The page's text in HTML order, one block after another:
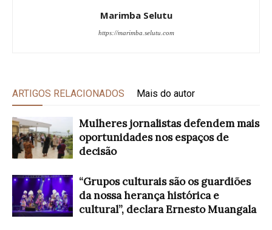
Marimba Selutu
https://marimba.selutu.com
ARTIGOS RELACIONADOS Mais do autor
Mulheres jornalistas defendem mais
oportunidades nos espaços de
decisão
“Grupos culturais são os guardiões
da nossa herança histórica e
cultural”, declara Ernesto Muangala